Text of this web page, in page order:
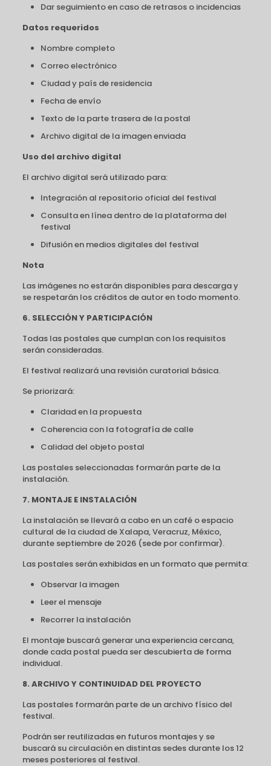
Dar seguimiento en caso de retrasos o incidencias
Datos requeridos
Nombre completo
Correo electrónico
Ciudad y país de residencia
Fecha de envío
Texto de la parte trasera de la postal
Archivo digital de la imagen enviada
Uso del archivo digital
El archivo digital será utilizado para:
Integración al repositorio oficial del festival
Consulta en línea dentro de la plataforma del
festival
Difusión en medios digitales del festival
Nota
Las imágenes no estarán disponibles para descarga y
se respetarán los créditos de autor en todo momento.
6. SELECCIÓN Y PARTICIPACIÓN
Todas las postales que cumplan con los requisitos
serán consideradas.
El festival realizará una revisión curatorial básica.
Se priorizará:
Claridad en la propuesta
Coherencia con la fotografía de calle
Calidad del objeto postal
Las postales seleccionadas formarán parte de la
instalación.
7. MONTAJE E INSTALACIÓN
La instalación se llevará a cabo en un café o espacio
cultural de la ciudad de Xalapa, Veracruz, México,
durante septiembre de 2026 (sede por confirmar).
Las postales serán exhibidas en un formato que permita:
Observar la imagen
Leer el mensaje
Recorrer la instalación
El montaje buscará generar una experiencia cercana,
donde cada postal pueda ser descubierta de forma
individual.
8. ARCHIVO Y CONTINUIDAD DEL PROYECTO
Las postales formarán parte de un archivo físico del
festival.
Podrán ser reutilizadas en futuros montajes y se
buscará su circulación en distintas sedes durante los 12
meses posteriores al festival.